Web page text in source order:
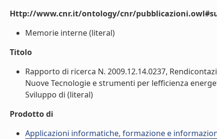
Http://www.cnr.it/ontology/cnr/
Memorie interne (literal)
Titolo
Rapporto di ricerca N. 2009.12.14.0237,
Nuove Tecnologie e strumenti per lefficienza
Sviluppo di (literal)
Prodotto di
Applicazioni informatiche, formazione e